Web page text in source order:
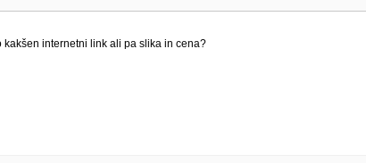
internetni link ali pa slika in cena?